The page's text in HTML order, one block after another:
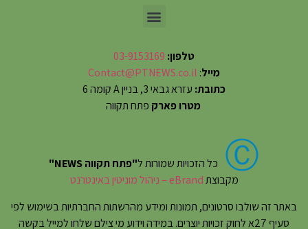
טלפון: 03-9153169
מייל:
Contact@PTNEWS.co.il
כתובת: עזרא גבאי 3, בניין A קומה 6
מטרו פארק פתח תקווה
Ⓒ כל הזכויות שמורות ל"פתח תקווה NEWS"
מקבוצתeBrand – ניהול מוניטין באינטרנט
באתר זה שולבו סרטונים, תמונות ומידע מהרשתות החברתיות בשימוש לפי
סעיף 27א לחוק זכויות יוצרים. במידה וידוע מי צילם שלחו למייל בקשה